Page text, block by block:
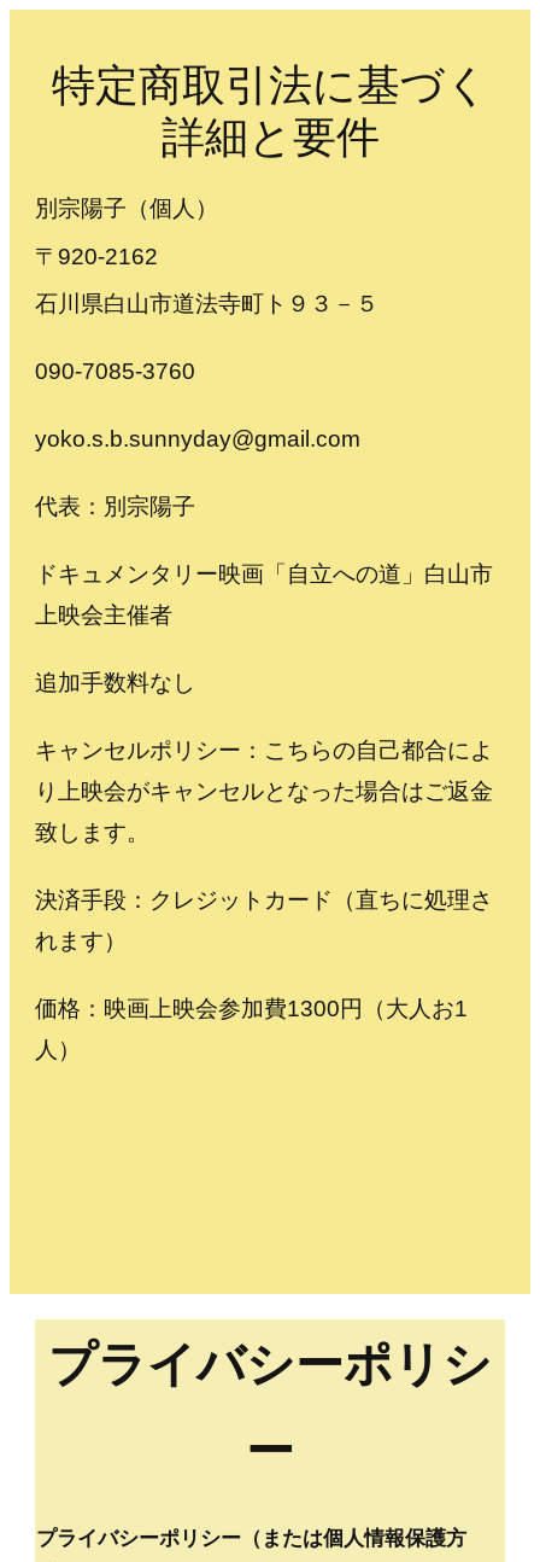
特定商取引法に基づく
詳細と要件
別宗陽子（個人）
〒920-2162
石川県白山市道法寺町ト９３－５
090-7085-3760
yoko.s.b.sunnyday@gmail.com
代表：別宗陽子
ドキュメンタリー映画「自立への道」白山市
上映会主催者
追加手数料なし
キャンセルポリシー：こちらの自己都合によ
り上映会がキャンセルとなった場合はご返金
致します。
決済手段：クレジットカード（直ちに処理さ
れます）
価格：映画上映会参加費1300円（大人お1
人）
プライバシーポリシ
ー
プライバシーポリシー（または個人情報保護方